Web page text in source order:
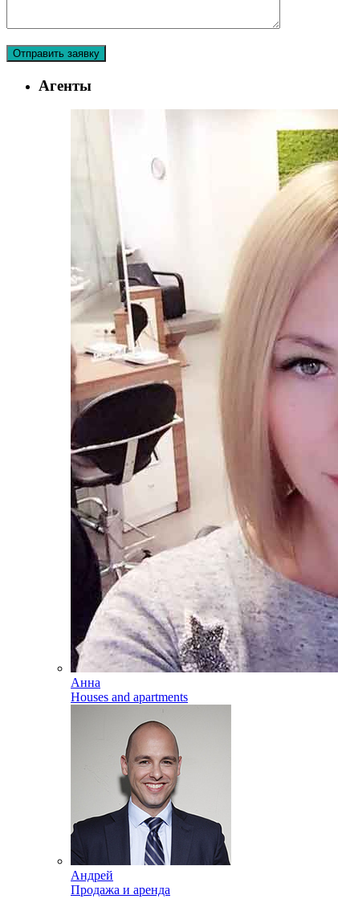
Агенты
Анна
Houses and apartments
Андрей
Продажа и аренда